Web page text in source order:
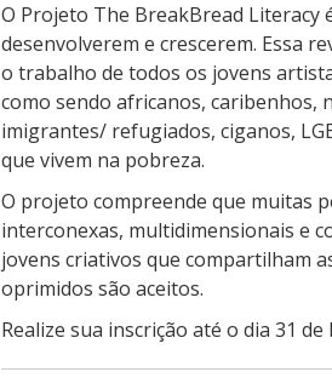
O Projeto The BreakBread Literacy
desenvolverem e crescerem. Essa
o trabalho de todos os jovens
como sendo africanos, caribenhos,
imigrantes/ refugiados, ciganos,
que vivem na pobreza.
O projeto compreende que muitas
interconexas, multidimensionais e
jovens criativos que compartilham
oprimidos são aceitos.
Realize sua inscrição até o dia 31